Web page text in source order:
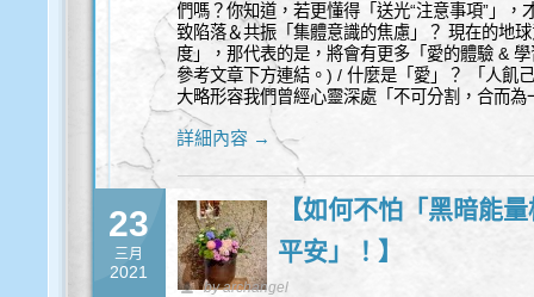
們嗎？你知道，若更懂得「送光“注意事項”」
致陷落＆共振「集體意識的焦慮」？ 現在的地
度」，那代表的是，將會有更多「愛的體驗 &
參考文章下方連結。) / 什麼是「愛」？ 「人飢
大略形容我們曾經心靈深處「不可分割，合而為
詳細內容 →
23
三月
2021
【如何不怕「黑暗能
平安」！】
by archangel